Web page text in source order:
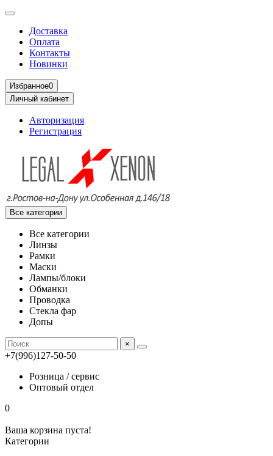
Доставка
Оплата
Контакты
Новинки
Избранное0
Личный кабинет
Авторизация
Регистрация
Все категории
Все категории
Линзы
Рамки
Маски
Лампы/блоки
Обманки
Проводка
Стекла фар
Допы
×
+7(996)127-50-50
Розница / сервис
Оптовый отдел
0
Ваша корзина пуста!
Категории